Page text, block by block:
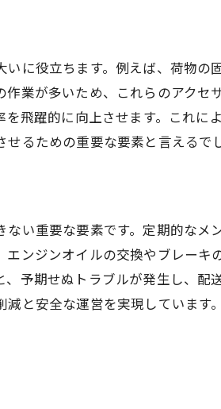
ラブルを防ぐための軽貨物機材
定で避けるべき落とし穴
機材で安全性を確保する方法
ル発生を未然に防ぐ軽貨物機材の
用した配送で技術力を活かす方法
術を取り入れた軽貨物機材の選
と軽貨物機材の連携で配送効率を向上
物機材と技術が創る新たな配送価値
に役立ちます。例えば、荷物
業が多いため、これらのアクセ
飛躍的に向上させます。これに
るための重要な要素と言えるで
い重要な要素です。定期的な
ンジンオイルの交換やブレー
予期せぬトラブルが発生し、
と安全な運営を実現していま